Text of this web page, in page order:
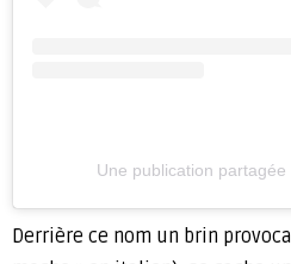
Une publication
Derrière ce nom un brin